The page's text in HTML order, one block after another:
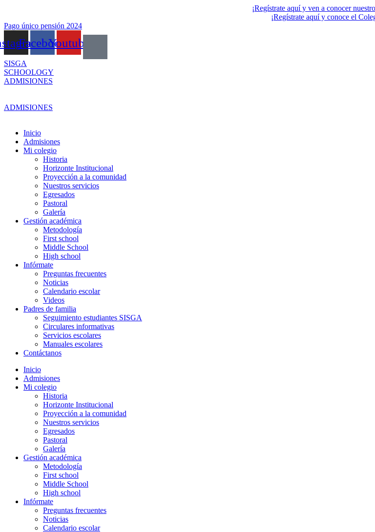
content
¡Regístrate aquí y ven a conocer
¡Regístrate aquí y conoce el
Pago único pensión 2024
FacebookYoutube
SISGA
SCHOOLOGY
ADMISIONES
ADMISIONES
Inicio
Admisiones
Mi colegio
Historia
Horizonte Institucional
Proyección a la comunidad
Nuestros servicios
Egresados
Pastoral
Galería
Gestión académica
Metodología
First school
Middle School
High school
Infórmate
Preguntas frecuentes
Noticias
Calendario escolar
Videos
Padres de familia
Seguimiento estudiantes SISGA
Circulares informativas
Servicios escolares
Manuales escolares
Contáctanos
Inicio
Admisiones
Mi colegio
Historia
Horizonte Institucional
Proyección a la comunidad
Nuestros servicios
Egresados
Pastoral
Galería
Gestión académica
Metodología
First school
Middle School
High school
Infórmate
Preguntas frecuentes
Noticias
Calendario escolar